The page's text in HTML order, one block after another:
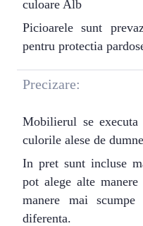
culoare Alb
Picioarele sunt
pentru protectia
Precizare:
Mobilierul se
culorile alese de
In pret sunt incluse
pot alege alte
manere mai
diferenta.